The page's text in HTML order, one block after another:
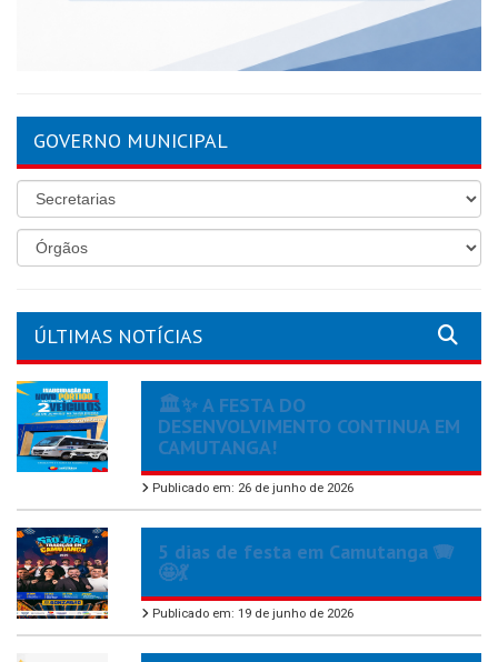
GOVERNO MUNICIPAL
ÚLTIMAS NOTÍCIAS
🏛️✨ A FESTA DO
DESENVOLVIMENTO CONTINUA EM
CAMUTANGA!
Publicado em: 26 de junho de 2026
5 dias de festa em Camutanga 🪗
🤩💃
Publicado em: 19 de junho de 2026